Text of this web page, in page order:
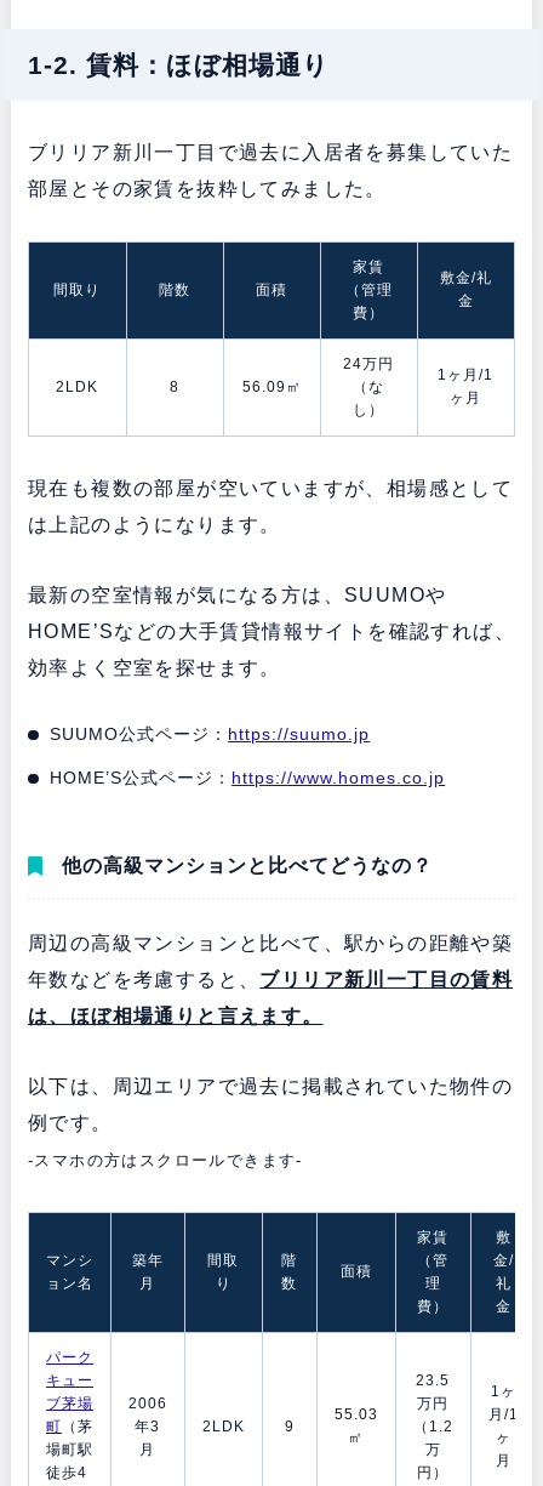
1-2. 賃料：ほぼ相場通り
ブリリア新川一丁目で過去に入居者を募集していた
部屋とその家賃を抜粋してみました。
間取り 階数 面積
家賃
（管理
費）
敷金/礼
金
2LDK 8 56.09㎡
24万円
（な
し）
1ヶ月/1
ヶ月
現在も複数の部屋が空いていますが、相場感として
は上記のようになります。
最新の空室情報が気になる方は、SUUMOや
HOME’Sなどの大手賃貸情報サイトを確認すれば、
効率よく空室を探せます。
SUUMO公式ページ： https://suumo.jp
HOME’S公式ページ： https://www.homes.co.jp
他の高級マンションと比べてどうなの？
周辺の高級マンションと比べて、駅からの距離や築
年数などを考慮すると、 ブリリア新川一丁目の賃料
は、ほぼ相場通りと言えます。
以下は、周辺エリアで過去に掲載されていた物件の
例です。
-スマホの方はスクロールできます-
マンシ
ョン名
築年
月
間取
り
階
数
面積
家賃
（管
理
費）
敷
金/
礼
金
パーク
キュー
ブ茅場
町 （茅
場町駅
徒歩4
2006
年3
月
2LDK 9
55.03
㎡
23.5
万円
（1.2
万
円）
1ヶ
月/1
ヶ
月